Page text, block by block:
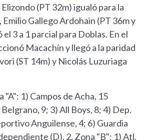
(PT 32m) igualó para la
Emilio Gallego Ardohain (PT 36m y
3 a 1 parcial para Doblas. En el
Macachín y llegó a la paridad
(ST 14m) y Nicolás Luzuriaga
"A": 1) Campos de Acha, 15
9; 3) All Boys, 8; 4) Dep.
Anguilense, 4; 6) Guardia
(D), 2. Zona "B": 1) Atl.